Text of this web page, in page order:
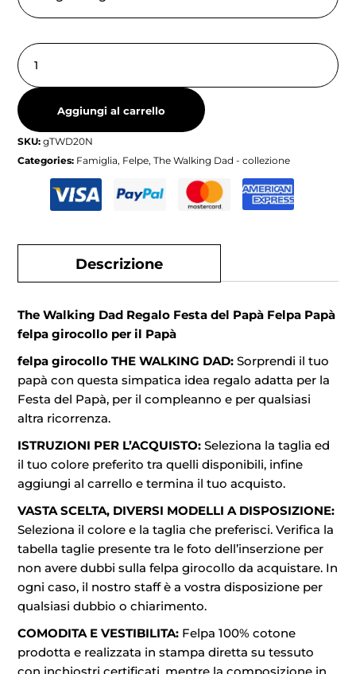
Aggiungi al carrello
SKU:gTWD20N
Categories: Famiglia, Felpe,The Walking Dad - collezione
Descrizione
The Walking Dad Regalo Festa del Papà Felpa Papà
felpa girocollo per il Papà
felpa girocollo THE WALKING DAD: Sorprendi il tuo
papà con questa simpatica idea regalo adatta per la
Festa del Papà, per il compleanno e per qualsiasi
altra ricorrenza.
ISTRUZIONI PER L’ACQUISTO: Seleziona la taglia ed
il tuo colore preferito tra quelli disponibili, infine
aggiungi al carrello e termina il tuo acquisto.
VASTA SCELTA, DIVERSI MODELLI A DISPOSIZIONE:
Seleziona il colore e la taglia che preferisci. Verifica la
tabella taglie presente tra le foto dell’inserzione per
non avere dubbi sulla felpa girocollo da acquistare. In
ogni caso, il nostro staff è a vostra disposizione per
qualsiasi dubbio o chiarimento.
COMODITA E VESTIBILITA: Felpa 100% cotone
prodotta e realizzata in stampa diretta su tessuto